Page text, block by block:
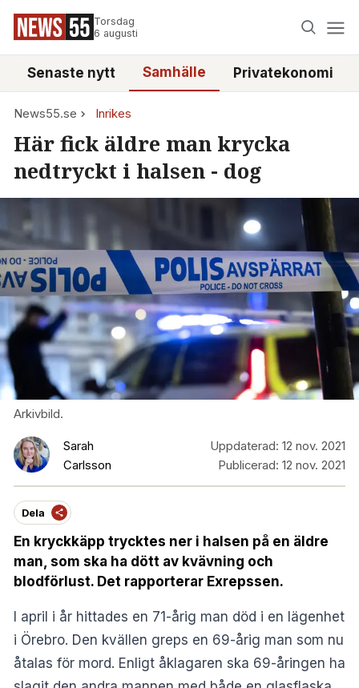
Torsdag
6 augusti
Senaste nytt Samhälle Privatekonomi
News55.se Inrikes
Här fick äldre man krycka
nedtryckt i halsen - dog
Arkivbild.
Sarah
Carlsson
Uppdaterad: 12 nov. 2021
Publicerad: 12 nov. 2021
Dela
En kryckkäpp trycktes ner i halsen på en äldre
man, som ska ha dött av kvävning och
blodförlust. Det rapporterar Exrepssen.
I april i år hittades en 71-årig man död i en lägenhet
i Örebro. Den kvällen greps en 69-årig man som nu
åtalas för mord. Enligt åklagaren ska 69-åringen ha